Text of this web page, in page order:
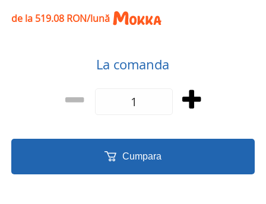
de la 519.08 RON/lună
La comanda
Cumpara